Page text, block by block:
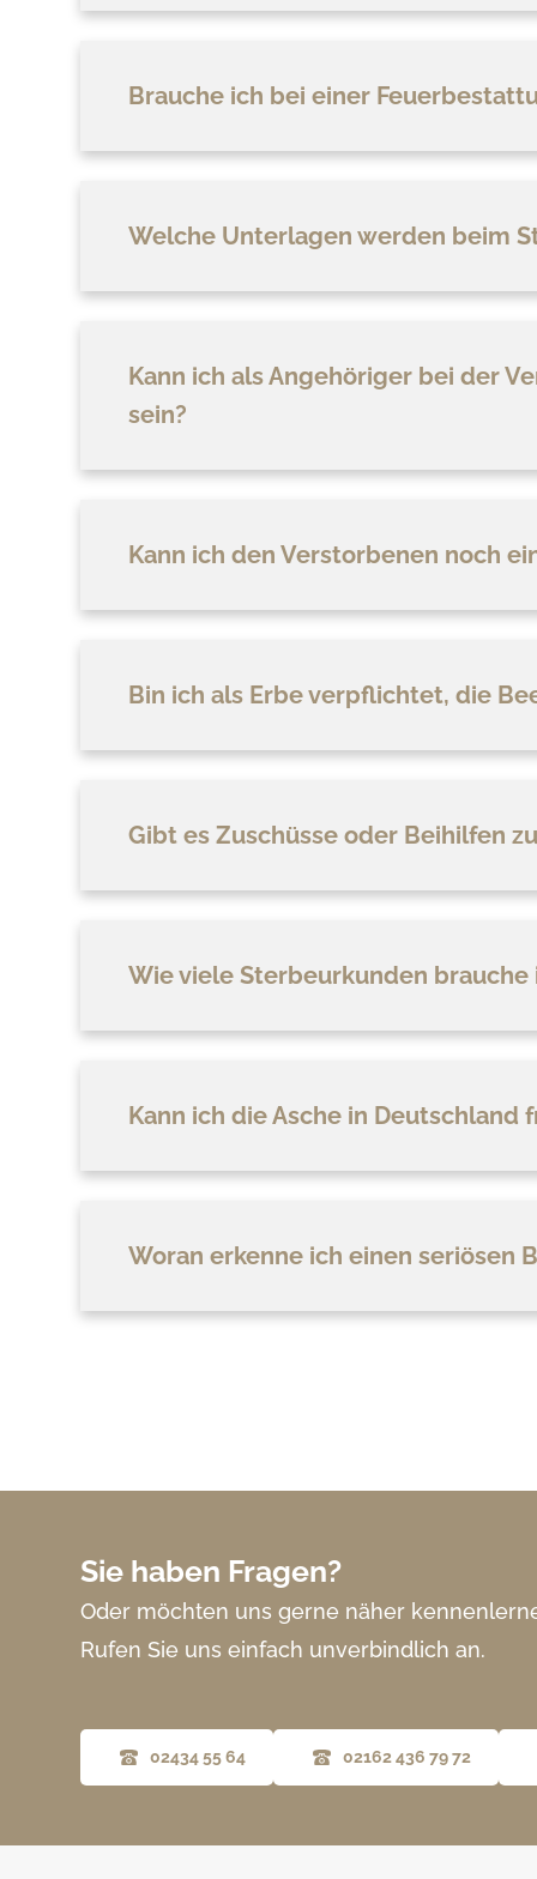
Brauche ich bei einer
Welche Unterlagen werden beim
Kann ich als Angehöriger bei der
sein?
Kann ich den Verstorbenen noch
Bin ich als Erbe verpflichtet, die
Gibt es Zuschüsse oder Beihilfen
Wie viele Sterbeurkunden brauche
Kann ich die Asche in Deutschland
Woran erkenne ich einen seriösen
Sie haben Fragen?
Oder möchten uns gerne näher
Rufen Sie uns einfach unverbindlich an.
02434 55 64 02162 436 79 72